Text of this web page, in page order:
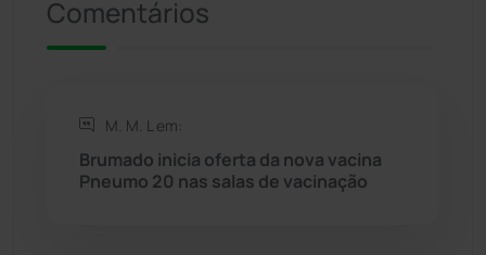
Rio do Antônio
Comentários
M. M. L em:
Brumado inicia oferta da nova vacina
Pneumo 20 nas salas de vacinação